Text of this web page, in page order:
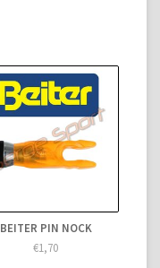
BEITER PIN NOCK
€1,70